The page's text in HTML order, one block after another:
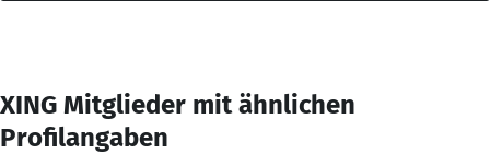
XING Mitglieder mit ähnlichen
Profilangaben